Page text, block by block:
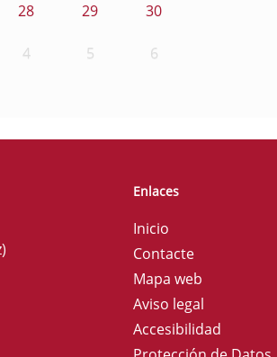
28 29 30
4 5 6
Enlaces
Inicio
Contacte
Mapa web
Aviso legal
Accesibilidad